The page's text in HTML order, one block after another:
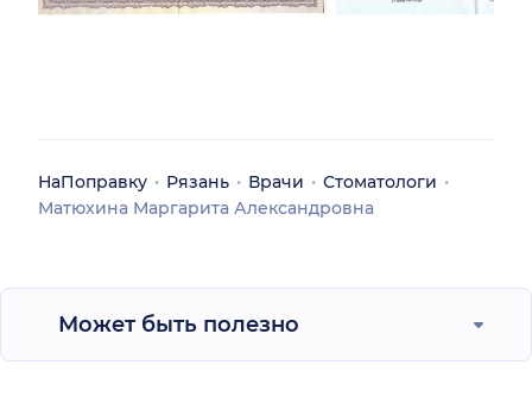
НаПоправку Рязань Врачи
Стоматологи
Матюхина Маргарита Александровна
Может быть полезно